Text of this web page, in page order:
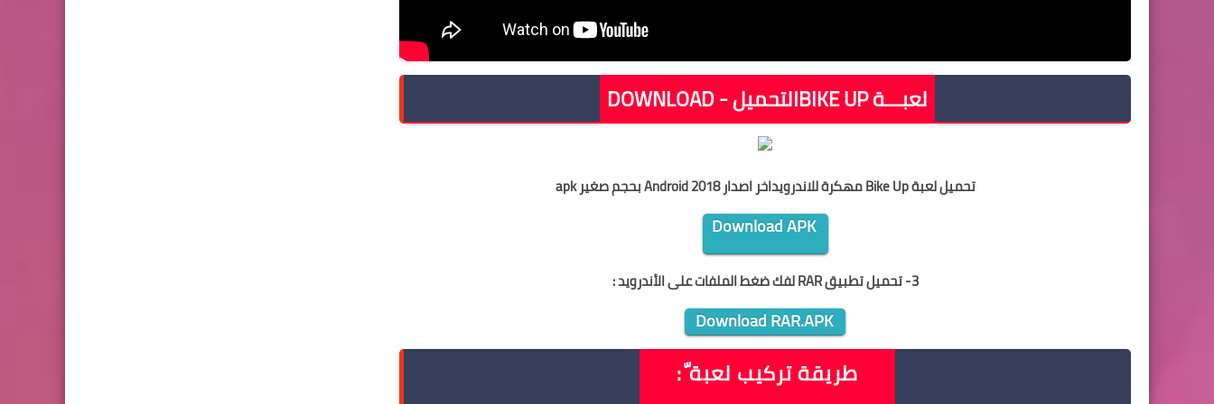
DOWNLOAD - التحميلBIKE UPلعبـــة
تحميل لعبة Bike Up مهكرة للاندرويداخر اصدار 2018 Android بحجم صغير apk
Download APK
3- تحميل تطبيق RAR لفك ضغط الملفات على الأندرويد :
Download RAR.APK
طريقة تركيب لعبة ّ: